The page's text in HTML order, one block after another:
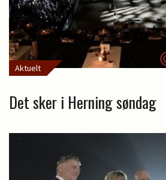
Aktuelt
Det sker i Herning søndag